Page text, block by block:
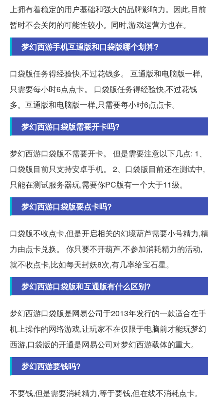
上拥有着稳定的用户基础和强大的品牌影响力。因此,目前
暂时不会关闭的可能性较小。同时,游戏运营方也在。
梦幻西游手机互通版和口袋版哪个划算?
口袋版任务得经验快,不过花钱多。 互通版和电脑版一样,
只需要每小时6点点卡。 口袋版任务得经验快,不过花钱
多。互通版和电脑版一样,只需要每小时6点点卡。
梦幻西游口袋版需要开卡吗?
梦幻西游口袋版不需要开卡。 但是需要注意以下几点: 1、
口袋版目前只支持安卓手机。 2、口袋版目前还在测试中,
只能在测试服务器玩,需要你PC版有一个大于11级。
梦幻西游口袋版要点卡吗?
口袋版不收点卡,但是开启相关的幻境葫芦需要小号精力,精
力由点卡兑换。 你只要不开葫芦,不参加消耗精力的活动,
就不收点卡,比如每天封妖8次,有几率给宝石星。
梦幻西游口袋版和互通版有什么区别?
梦幻西游口袋版是网易公司于2013年发行的一款适合在手
机上操作的网络游戏,让玩家不在仅限于电脑前才能玩梦幻
西游,口袋版的开通是网易公司对梦幻西游载体的重大。
梦幻西游要钱吗?
不要钱,但是需要消耗精力,等于要钱,但在线不消耗点卡。